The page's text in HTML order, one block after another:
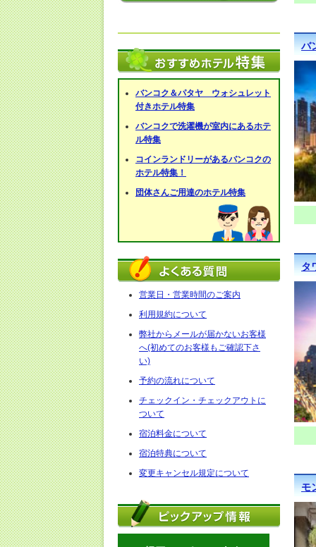
バンコク＆パタヤ ウォシュレット
付きホテル特集
バンコクで洗濯機が室内にあるホテ
ル特集
コインランドリーがあるバンコクの
ホテル特集！
団体さんご用達のホテル特集
営業日・営業時間のご案内
利用規約について
弊社からメールが届かないお客様
へ(初めてのお客様もご確認下さ
い)
予約の流れについて
チェックイン・チェックアウトに
ついて
宿泊料金について
宿泊特典について
変更キャンセル規定について
バ
タ
モ